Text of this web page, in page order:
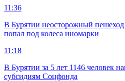
11:36
В Бурятии неосторожный
попал под колеса иномарки
11:18
В Бурятии за 5 лет 1146 человек
субсидиям Соцфонда